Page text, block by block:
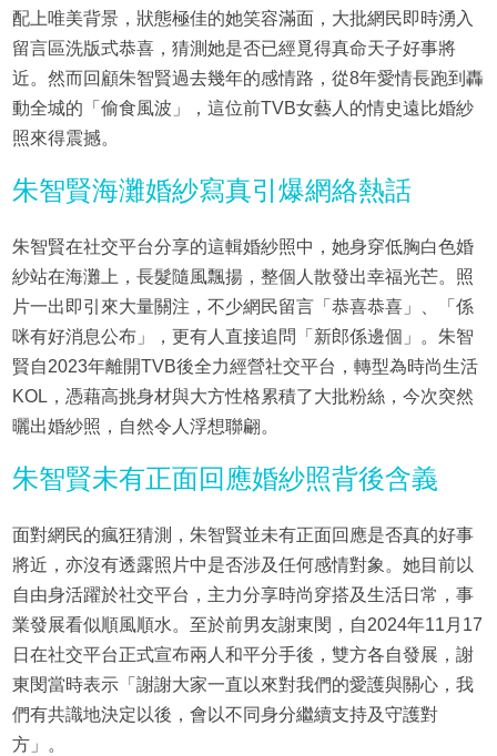
配上唯美背景，狀態極佳的她笑容滿面，大批網民即時湧入
留言區洗版式恭喜，猜測她是否已經覓得真命天子好事將
近。然而回顧朱智賢過去幾年的感情路，從8年愛情長跑到轟
動全城的「偷食風波」，這位前TVB女藝人的情史遠比婚紗
照來得震撼。
朱智賢海灘婚紗寫真引爆網絡熱話
朱智賢在社交平台分享的這輯婚紗照中，她身穿低胸白色婚
紗站在海灘上，長髮隨風飄揚，整個人散發出幸福光芒。照
片一出即引來大量關注，不少網民留言「恭喜恭喜」、「係
咪有好消息公布」，更有人直接追問「新郎係邊個」。朱智
賢自2023年離開TVB後全力經營社交平台，轉型為時尚生活
KOL，憑藉高挑身材與大方性格累積了大批粉絲，今次突然
曬出婚紗照，自然令人浮想聯翩。
朱智賢未有正面回應婚紗照背後含義
面對網民的瘋狂猜測，朱智賢並未有正面回應是否真的好事
將近，亦沒有透露照片中是否涉及任何感情對象。她目前以
自由身活躍於社交平台，主力分享時尚穿搭及生活日常，事
業發展看似順風順水。至於前男友謝東閔，自2024年11月17
日在社交平台正式宣布兩人和平分手後，雙方各自發展，謝
東閔當時表示「謝謝大家一直以來對我們的愛護與關心，我
們有共識地決定以後，會以不同身分繼續支持及守護對
方」。